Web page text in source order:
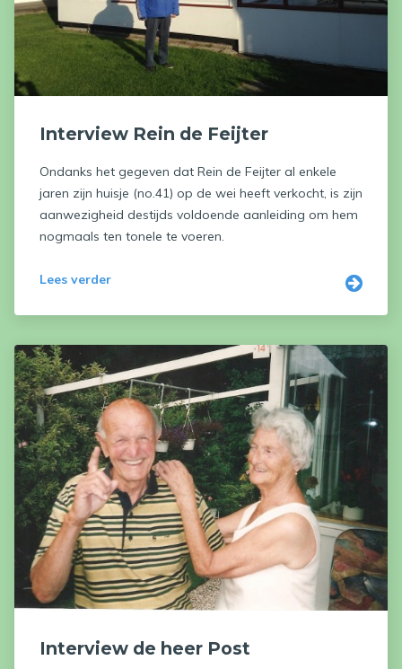
Interview Rein de Feijter
Ondanks het gegeven dat Rein de Feijter al enkele
jaren zijn huisje (no.41) op de wei heeft verkocht, is zijn
aanwezigheid destijds voldoende aanleiding om hem
nogmaals ten tonele te voeren.
Lees verder
Interview de heer Post